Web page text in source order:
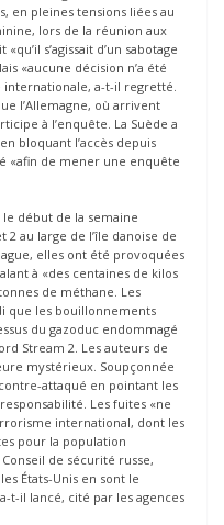
en pleines tensions liées au
lors de la réunion aux
s’agissait d’un sabotage
«aucune décision n’a été
internationale, a-t-il regretté.
l’Allemagne, où arrivent
à l’enquête. La Suède a
bloquant l’accès depuis
«afin de mener une enquête
début de la semaine
au large de l’île danoise de
elles ont été provoquées
à «des centaines de kilos
de méthane. Les
que les bouillonnements
du gazoduc endommagé
Stream 2. Les auteurs de
mystérieux. Soupçonnée
contre-attaqué en pointant les
Les fuites «ne
international, dont les
pour la population
de sécurité russe,
États-Unis en sont le
t-il lancé, cité par les agences